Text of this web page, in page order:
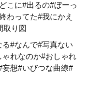
こに#出るの#ぼーっ
わってた#我にかえ
取り図
#なんで#写真ない
れなのか#おしゃれ
想#いびつな曲線#